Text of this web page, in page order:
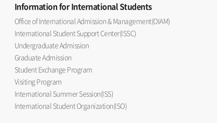
Informationfor International Students
Office of International Admission & Management(OIAM)
International Student Support Center(ISSC)
Undergraduate Admission
Graduate Admission
Student Exchange Program
Visiting Program
International Summer Session(ISS)
International Student Organization(ISO)